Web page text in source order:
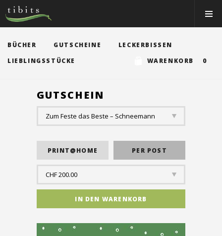
Tibits:
Home
Main
RESTAURANTS
EVENTS
ÜBER UNS
EVENTRÄUME
CATERING
BÜCHER GUTSCHEINE
LECKERBISSEN
LIEBLINGSSTÜCKE
WARENKORB 0
GUTSCHEIN